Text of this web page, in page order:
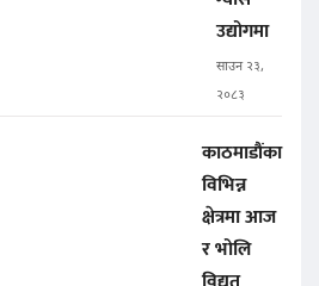
उद्योगमा
साउन २३,
२०८३
काठमाडौंका
विभिन्न
क्षेत्रमा आज
र भोलि